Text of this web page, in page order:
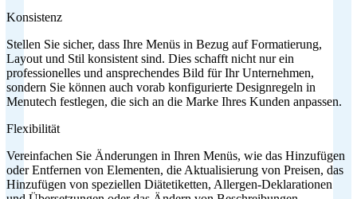
Konsistenz
Stellen Sie sicher, dass Ihre Menüs in Bezug auf Formatierung,
Layout und Stil konsistent sind. Dies schafft nicht nur ein
professionelles und ansprechendes Bild für Ihr Unternehmen,
sondern Sie können auch vorab konfigurierte Designregeln in
Menutech festlegen, die sich an die Marke Ihres Kunden anpassen.
Flexibilität
Vereinfachen Sie Änderungen in Ihren Menüs, wie das Hinzufügen
oder Entfernen von Elementen, die Aktualisierung von Preisen, das
Hinzufügen von speziellen Diätetiketten, Allergen-Deklarationen